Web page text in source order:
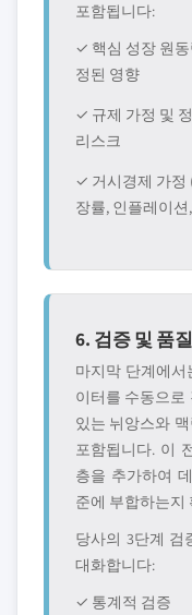
포함됩니다:
✓ 핵심 성장 원
정된 영향
✓ 규제 가정 및
리스크
✓ 거시경제 가정
장률, 인플레이션
6. 검증 및 품
마지막 단계에
이터를 수동으로
있는 뉘앙스와
포함됩니다. 이
층을 추가하여
준에 부합하는지
당사의 3단계 검
대화합니다:
✓ 통계적 검증